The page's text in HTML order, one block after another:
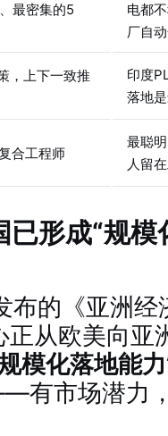
最密集的5
电都
厂自
，上下一致推
印度
落地
合工程师
最聪
人留
形成“规模
的《亚洲经
从欧美向亚
模化落地能
有市场潜力